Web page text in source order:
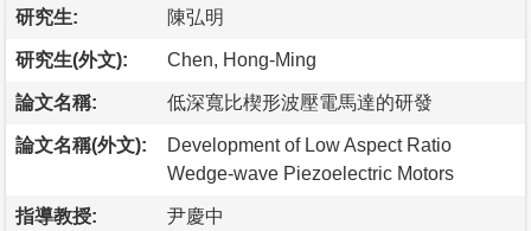
研究生: 陳弘明
研究生(外文): Chen, Hong-Ming
論文名稱: 低深寬比楔形波壓電馬達的研發
論文名稱(外文):
Development of Low Aspect Ratio
Wedge-wave Piezoelectric Motors
指導教授: 尹慶中